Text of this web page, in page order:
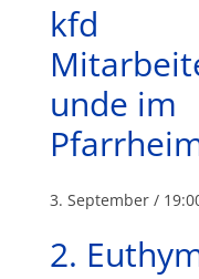
kfd
unde im
3. September /
2.